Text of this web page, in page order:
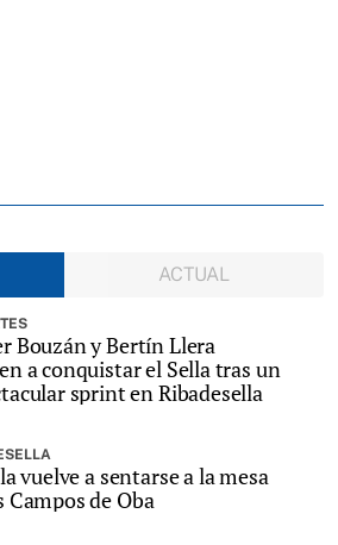
ACTUAL
Bouzán y Bertín Llera
a conquistar el Sella tras un
sprint en Ribadesella
vuelve a sentarse a la mesa
Campos de Oba